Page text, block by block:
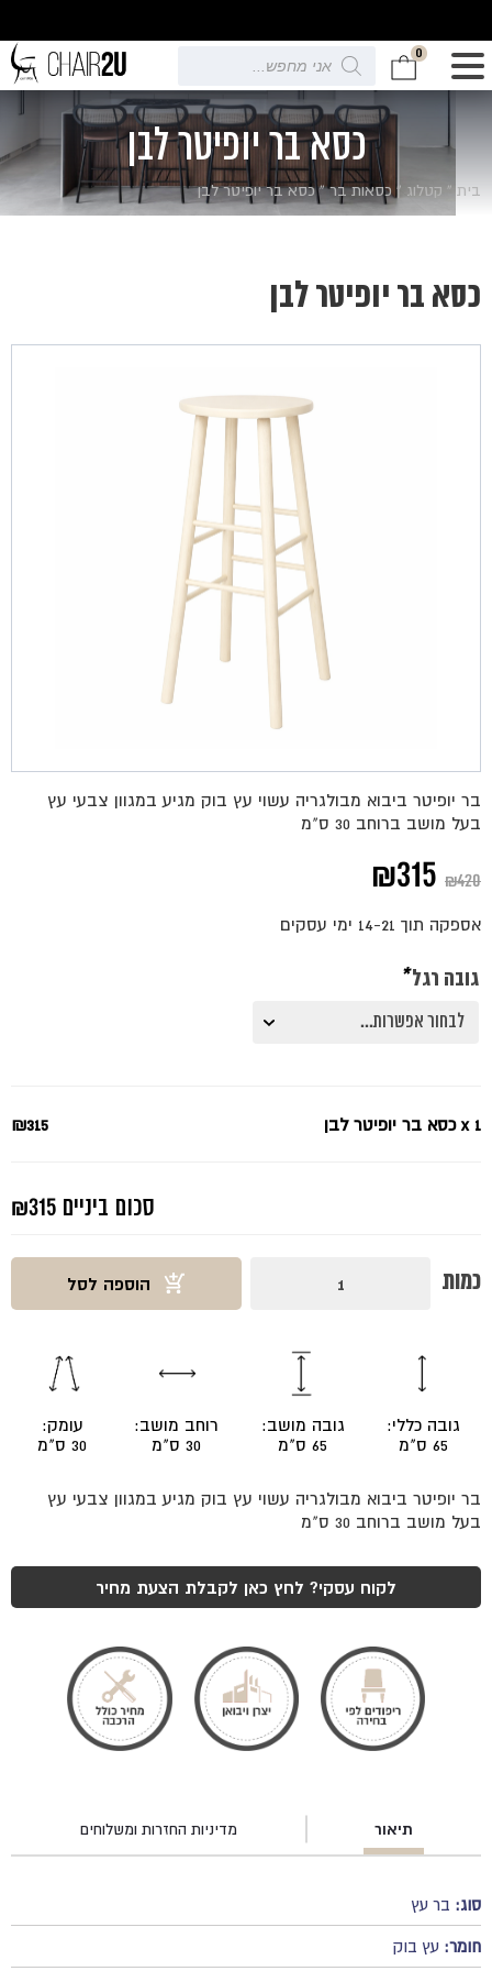
0
Products
search
כסא בר יופיטר לבן
בית » קטלוג » כסאות בר»כסא בר יופיטר לבן
בר יופיטר ביבוא מבולגריה עשוי עץ בוק מגיע במגוון צבעי עץ
בעל מושב ברוחב 30 ס"מ
₪420
המחיר
המקורי
₪420.
₪315
הנוכחי
אספקה תוך 14-21 ימי עסקים
גובה רגל*
x 1כסא בר יופיטר לבן ₪315
סכום ביניים ₪315
כמות
לבן
הוספה לסל
גובה כללי:
65 ס"מ
גובה מושב:
65 ס"מ
רוחב מושב:
30 ס"מ
עומק:
30 ס"מ
בר יופיטר ביבוא מבולגריה עשוי עץ בוק מגיע במגוון צבעי עץ
בעל מושב ברוחב 30 ס"מ
לקוח עסקי? לחץ כאן לקבלת הצעת מחיר
תיאור מדיניות החזרות ומשלוחים
סוג: בר עץ
חומר: עץ בוק
כסא בר יופיטר לבן